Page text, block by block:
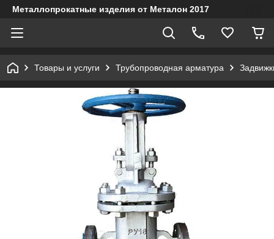
Металлопрокатные изделия от Металон 2017
Товары и услуги Трубопроводная арматура